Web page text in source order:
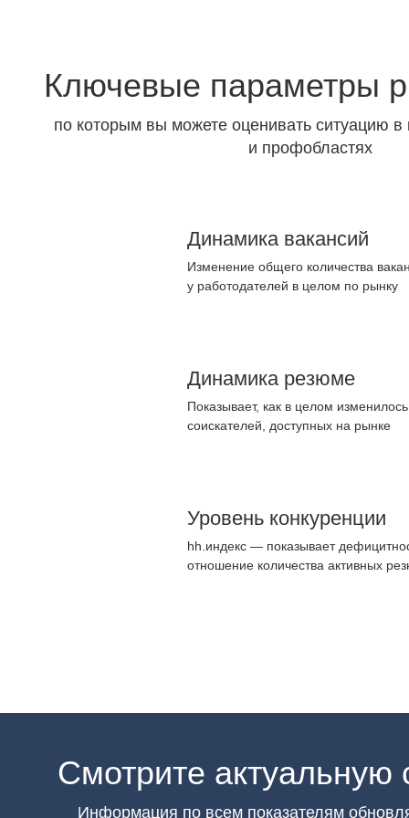
Ключевые параметры
по которым вы можете оценивать ситуацию в
и профобластях
Динамика вакансий
Изменение общего количества
у работодателей в целом по рынку
Динамика резюме
Показывает, как в целом
соискателей, доступных на рынке
Уровень конкуренции
hh.индекс — показывает
отношение количества активных
Смотрите актуальную
Информация по всем показателям